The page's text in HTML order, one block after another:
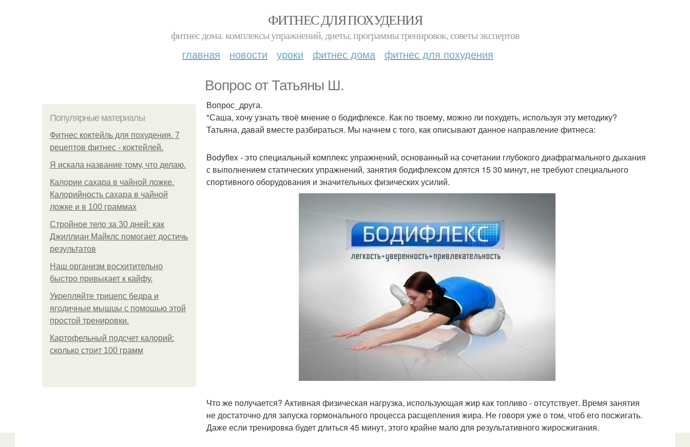
ФИТНЕС ДЛЯ ПОХУДЕНИЯ
фитнес дома. комплексы упражнений, диеты, программы тренировок, советы экспертов
главная новости уроки фитнес дома фитнес для похудения
Вопрос от Татьяны Ш.
Популярные материалы
Фитнес коктейль для похудения. 7
рецептов фитнес - коктейлей.
Я искала название тому, что делаю.
Калории сахара в чайной ложке.
Калорийность сахара в чайной
ложке и в 100 граммах
Стройное тело за 30 дней: как
Джиллиан Майклс помогает достичь
результатов
Наш организм восхитительно
быстро привыкает к кайфу.
Укрепляйте трицепс бедра и
ягодичные мышцы с помощью этой
простой тренировки.
Картофельный подсчет калорий:
сколько стоит 100 грамм
Вопрос_друга.
"Саша, хочу узнать твоё мнение о бодифлексе. Как по твоему, можно ли похудеть, используя эту методику?
Татьяна, давай вместе разбираться. Мы начнем с того, как описывают данное направление фитнеса:
Bodyflex - это специальный комплекс упражнений, основанный на сочетании глубокого диафрагмального дыхания
с выполнением статических упражнений, занятия бодифлексом длятся 15 30 минут, не требуют специального
спортивного оборудования и значительных физических усилий.
Что же получается? Активная физическая нагрузка, использующая жир как топливо - отсутствует. Время занятия
не достаточно для запуска гормонального процесса расщепления жира. Не говоря уже о том, чтоб его посжигать.
Даже если тренировка будет длиться 45 минут, этого крайне мало для результативного жиросжигания.